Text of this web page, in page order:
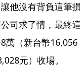
他沒有背負這筆損
司求了情，最終這
萬（新台幣16,056
元）收場。